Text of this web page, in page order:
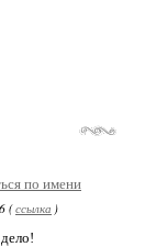
по имени
(ссылка )